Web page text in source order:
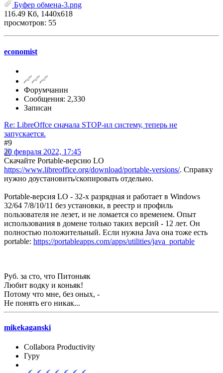
Буфер обмена-3.png
116.49 Кб, 1440x618
просмотров: 55
economist
Форумчанин
Сообщения: 2,330
Записан
Re: LibreOffce сначала STOP-ил систему, теперь не
запускается.
#9
20 февраля 2022, 17:45
Скачайте Portable-версию LO
https://www.libreoffice.org/download/portable-versions/. Справку
нужно доустановить/скопировать отдельно.
Portable-версия LO - 32-х разрядная и работает в Windows
32/64 7/8/10/11 без установки, в реестр и профиль
пользователя не лезет, и не ломается со временем. Опыт
использования в домене только таких версий - 12 лет. Он
полностью положительный. Если нужна Java она тоже есть
portable: https://portableapps.com/apps/utilities/java_portable
Руб. за сто, что Питоньяк
Любит водку и коньяк!
Потому что мне, без оных, -
Не понять его никак...
mikekaganski
Collabora Productivity
Гуру